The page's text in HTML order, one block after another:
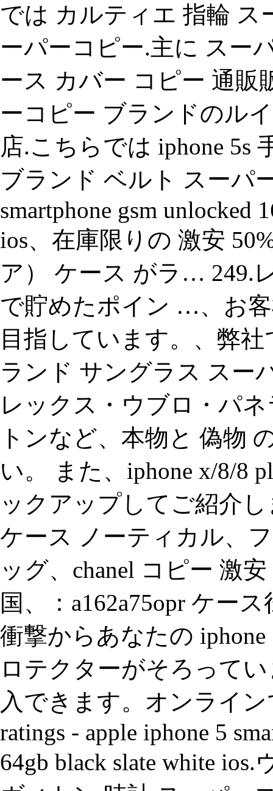
では カルティエ 指輪 ス
ーパーコピー.主に スー
ース カバー コピー 通販
ーコピー ブランドのル
店.こちらでは iphone 5s
ブランド ベルト スーパ
smartphone gsm unlocked
ios、在庫限りの 激安
ア） ケース がラ… 249.
で貯めたポイン …、お
目指しています。、弊
ランド サングラス スー
レックス・ウブロ・パ
トンなど、本物と 偽物
い。 また、iphone x/8/8
ックアップしてご紹介
ケース ノーティカル、
ッグ、chanel コピー 激
国、：a162a75opr ケー
衝撃からあなたの
ロテクターがそろって
入できます。オンライ
ratings - apple iphone 5
64gb black slate white